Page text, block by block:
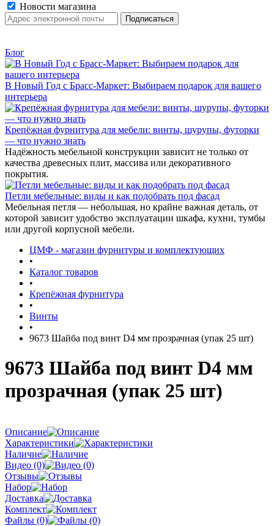
Новости магазина
Блог
В Новый Год с Брасс-Маркет: Выбираем подарок для вашего
интерьера
Крепёжная фурнитура для мебели: винты, шурупы, футорки
— что нужно знать
Надёжность мебельной конструкции зависит не только от
качества древесных плит, массива или декоративного
покрытия.
Петли мебельные: виды и как подобрать под фасад
Мебельная петля — небольшая, но крайне важная деталь, от
которой зависит удобство эксплуатации шкафа, кухни, тумбы
или другой корпусной мебели.
ЦМФ - магазин фурнитуры и комплектующих
•
Каталог товаров
•
Крепёжная фурнитура
•
Винты
•
9673 Шайба под винт D4 мм прозрачная (упак 25 шт)
9673 Шайба под винт D4 мм
прозрачная (упак 25 шт)
Описание
Характеристики
Наличие
Видео (0)
Отзывы
Набор
Доставка
Комплект
Файлы (0)